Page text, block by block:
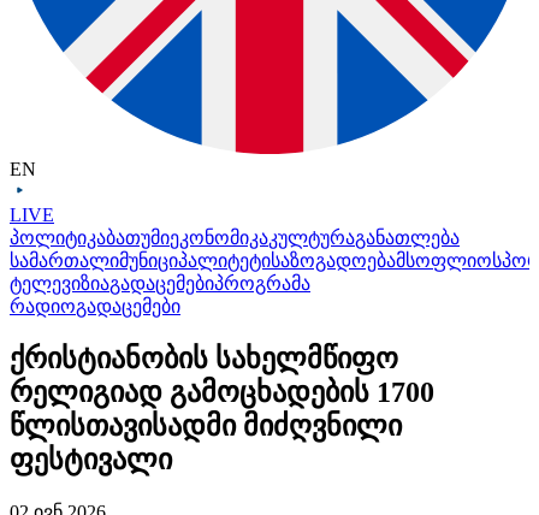
EN
LIVE
პოლიტიკაბათუმიეკონომიკაკულტურაგანათლება
სამართალიმუნიციპალიტეტისაზოგადოებამსოფლიო
ტელევიზიაგადაცემებიპროგრამა
რადიოგადაცემები
ქრისტიანობის სახელმწიფო
რელიგიად გამოცხადების 1700
წლისთავისადმი მიძღვნილი
ფესტივალი